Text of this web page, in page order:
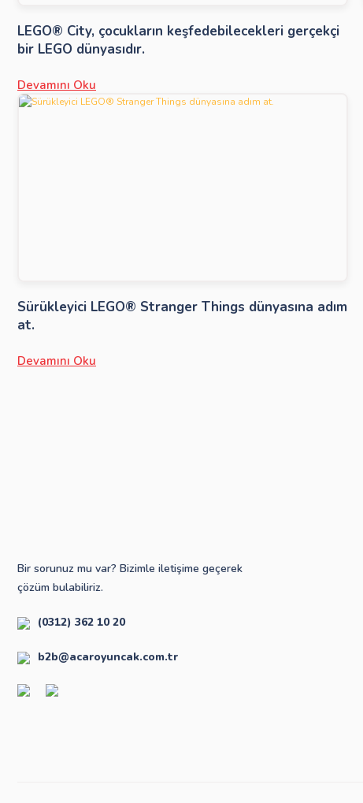
LEGO® City, çocukların keşfedebilecekleri gerçekçi
bir LEGO dünyasıdır.
Devamını Oku
Sürükleyici LEGO® Stranger Things dünyasına adım
at.
Devamını Oku
Bir sorunuz mu var? Bizimle iletişime geçerek
çözüm bulabiliriz.
(0312) 362 10 20
b2b@acaroyuncak.com.tr